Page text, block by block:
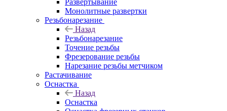
Развёртывание
Монолитные развертки
Резьбонарезание
Назад
Резьбонарезание
Точение резьбы
Фрезерование резьбы
Нарезание резьбы метчиком
Растачивание
Оснастка
Назад
Оснастка